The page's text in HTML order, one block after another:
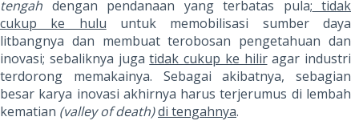
tengah dengan pendanaan yang terbatas pula; tidak
cukup ke hulu untuk memobilisasi sumber daya
litbangnya dan membuat terobosan pengetahuan dan
inovasi; sebaliknya jugatidak cukup ke hiliragar industri
terdorong memakainya. Sebagai akibatnya, sebagian
besar karya inovasi akhirnya harus terjerumus di lembah
kematian (valley of death)di tengahnya.